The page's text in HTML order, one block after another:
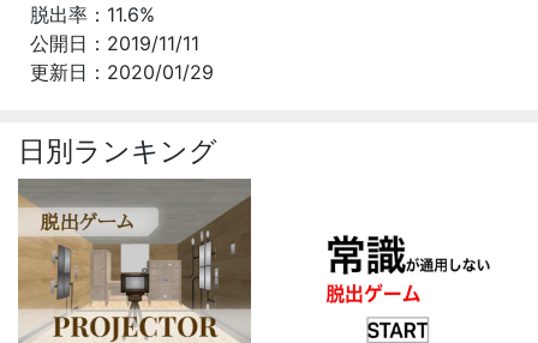
脱出率：11.6%
公開日：2019/11/11
更新日：2020/01/29
日別ランキング